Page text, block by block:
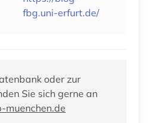
fbg.uni-erfurt.de/
oder zur
Sie sich gerne an
muenchen.de